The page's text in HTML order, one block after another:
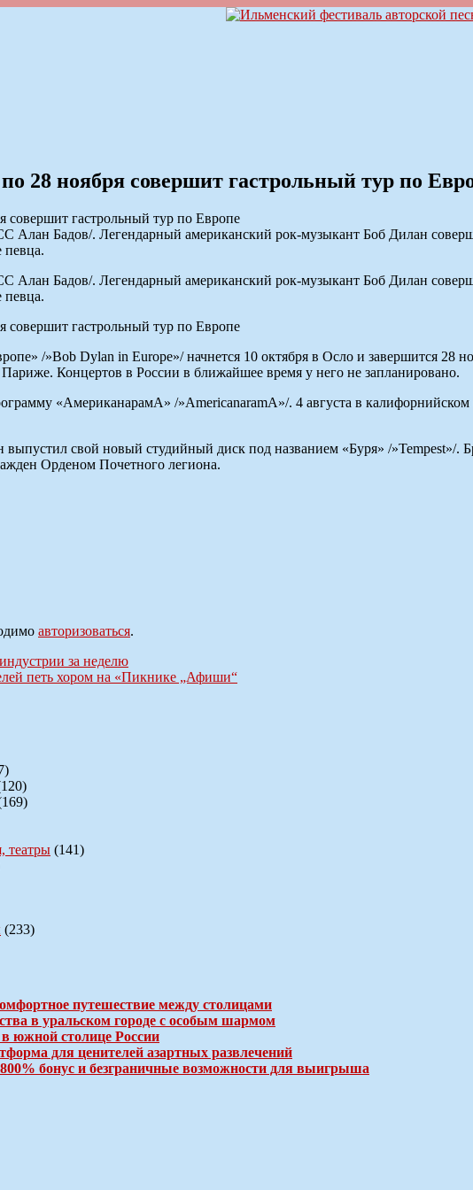
28 ноября совершит гастрольный тур по
Бадов/. Легендарный американский рок-музыкант Боб Дилан
певца.
Бадов/. Легендарный американский рок-музыкант Боб Дилан
певца.
/»Bob Dylan in Europe»/ начнется 10 октября в Осло и завершится 28
Концертов в России в ближайшее время у него не запланировано.
«АмериканарамА» /»AmericanaramA»/. 4 августа в
выпустил свой новый студийный диск под названием «Буря» /
Орденом Почетного легиона.
авторизоваться.
за неделю
петь хором на «Пикнике „Афиши“
театры (141)
(233)
путешествие между столицами
в уральском городе с особым шармом
южной столице России
для ценителей азартных развлечений
бонус и безграничные возможности для выигрыша